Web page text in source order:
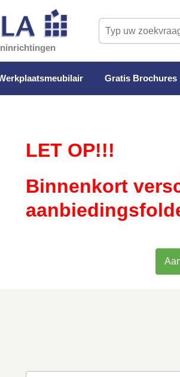
Gratis Brochures
LET OP!!!
Binnenkort